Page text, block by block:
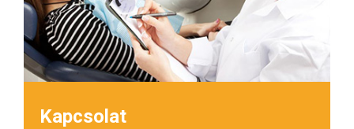
Kapcsolat